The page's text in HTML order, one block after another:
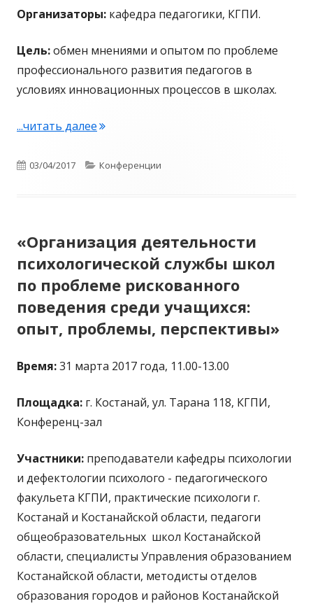
Организаторы: кафедра педагогики, КГПИ.
Цель:обмен мнениями и опытом по проблеме
профессионального развития педагогов в
условиях инновационных процессов в школах.
...читать далее"«Проблемы и перспективы
Опубликовано
03/04/2017 Рубрики
Конференции
«Организация деятельности
психологической службы школ
по проблеме рискованного
поведения среди учащихся:
опыт, проблемы, перспективы»
Время:31 марта 2017 года, 11.00-13.00
Площадка: г. Костанай, ул. Тарана 118, КГПИ,
Конференц-зал
Участники: преподаватели кафедры психологии
и дефектологии психолого - педагогического
факульета КГПИ, практические психологи г.
Костанай и Костанайской области, педагоги
общеобразовательных школ Костанайской
области, специалисты Управления образованием
Костанайской области, методисты отделов
образования городов и районов Костанайской